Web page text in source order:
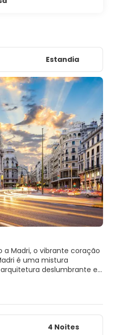
Estandia
a Madri, o vibrante coração
é uma mistura
deslumbrante e
ou apenas alguém que
pontos turísticos que, sem
4 Noites